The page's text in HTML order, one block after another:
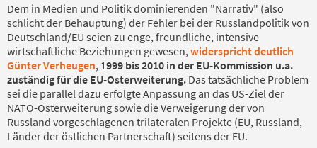
Dem in Medien und Politik dominierenden "Narrativ" (also
schlicht der Behauptung) der Fehler bei der Russlandpolitik von
Deutschland/EU seien zu enge, freundliche, intensive
wirtschaftliche Beziehungen gewesen, widerspricht deutlich
Günter Verheugen, 1999 bis 2010 in der EU-Kommission u.a.
zuständig für die EU-Osterweiterung. Das tatsächliche Problem
sei die parallel dazu erfolgte Anpassung an das US-Ziel der
NATO-Osterweiterung sowie die Verweigerung der von
Russland vorgeschlagenen trilateralen Projekte (EU, Russland,
Länder der östlichen Partnerschaft) seitens der EU.